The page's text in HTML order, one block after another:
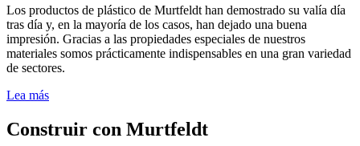
Los productos de plástico de Murtfeldt han demostrado su valía día
tras día y, en la mayoría de los casos, han dejado una buena
impresión. Gracias a las propiedades especiales de nuestros
materiales somos prácticamente indispensables en una gran variedad
de sectores.
Lea más
Construir con Murtfeldt